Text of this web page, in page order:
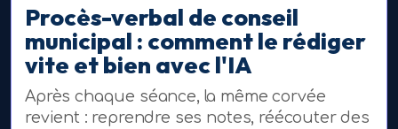
Procès-verbal de conseil
municipal : comment le rédiger
vite et bien avec l'IA
Après chaque séance, la même corvée
revient : reprendre ses notes, réécouter des